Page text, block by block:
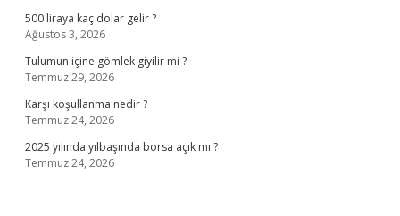
500 liraya kaç dolar gelir ?
Ağustos 3, 2026
Tulumun içine gömlek giyilir mi ?
Temmuz 29, 2026
Karşı koşullanma nedir ?
Temmuz 24, 2026
2025 yılında yılbaşında borsa açık mı ?
Temmuz 24, 2026